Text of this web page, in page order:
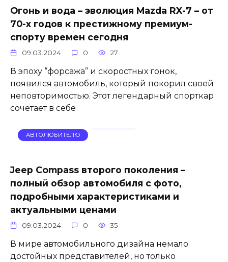
Огонь и вода – эволюция Mazda RX-7 – от
70-х годов к престижному премиум-
спорту времен сегодня
09.03.2024 0 27
В эпоху “форсажа” и скоростных гонок,
появился автомобиль, который покорил своей
неповторимостью. Этот легендарный спорткар
сочетает в себе
АВТОЛЮБИТЕЛЮ
Jeep Compass второго поколения –
полный обзор автомобиля с фото,
подробными характеристиками и
актуальными ценами
09.03.2024 0 35
В мире автомобильного дизайна немало
достойных представителей, но только